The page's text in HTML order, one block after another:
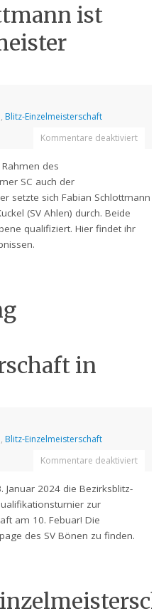
ist
, Blitz-Einzelmeisterschaft
Kommentare deaktiviert
des
SC auch der
setzte sich Fabian Schlottmann
(SV Ahlen) durch. Beide
qualifiziert. Hier findet ihr
in
, Blitz-Einzelmeisterschaft
Kommentare deaktiviert
Januar 2024 die Bezirksblitz-
zur
am 10. Febuar! Die
des SV Bönen zu finden.